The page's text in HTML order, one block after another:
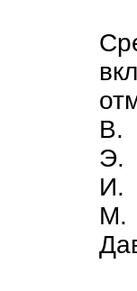
В.
Э.
И.
М.